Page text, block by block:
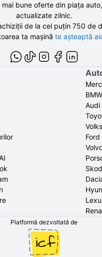
mai bune oferte din piața auto,
actualizate zilnic.
de la cel puțin 750 de
ta mașină te așteaptă
BMW
Audi
Ford
Platformă dezvoltată de